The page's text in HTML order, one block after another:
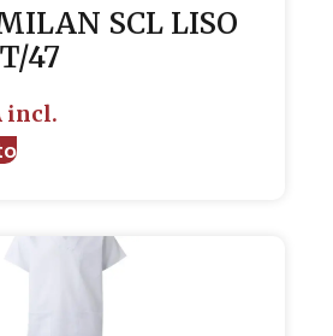
SCL LISO
47
incl.